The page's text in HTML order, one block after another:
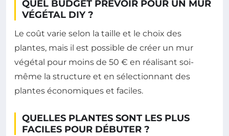
QUEL BUDGET PRÉVOIR POUR UN MUR
VÉGÉTAL DIY ?
Le coût varie selon la taille et le choix des
plantes, mais il est possible de créer un mur
végétal pour moins de 50 € en réalisant soi-
même la structure et en sélectionnant des
plantes économiques et faciles.
QUELLES PLANTES SONT LES PLUS
FACILES POUR DÉBUTER ?